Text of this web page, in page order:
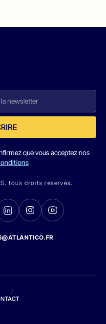
que vous acceptez nos
tous droits réservés.
/